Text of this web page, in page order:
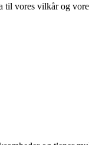
vores vilkår og